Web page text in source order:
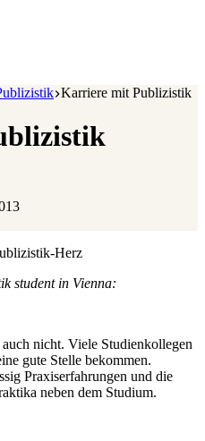
Karriere mit Publizistik
Herz
student in Vienna:
nicht. Viele Studienkollegen
gute Stelle bekommen.
Praxiserfahrungen und die
neben dem Studium.